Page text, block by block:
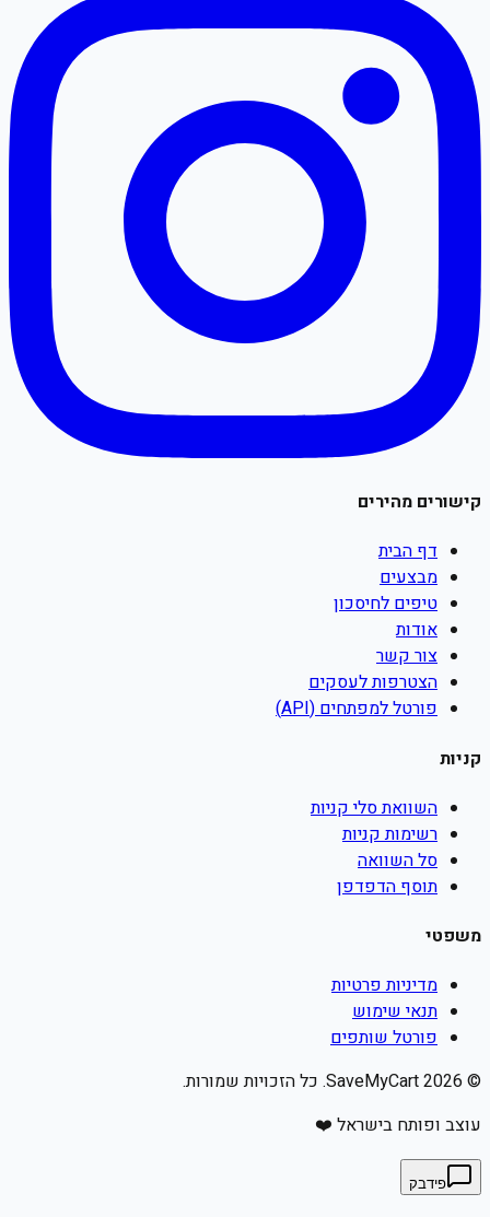
קישורים מהירים
דף הבית
מבצעים
טיפים לחיסכון
אודות
צור קשר
הצטרפות לעסקים
פורטל למפתחים (API)
קניות
השוואת סלי קניות
רשימות קניות
סל השוואה
תוסף הדפדפן
משפטי
מדיניות פרטיות
תנאי שימוש
פורטל שותפים
©
2026
עוצב ופותח בישראל ❤️
פידבק